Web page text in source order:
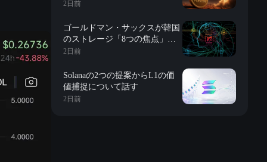
突入？
2日前
ゴールドマン・サックスが韓国
のストレージ「8つの焦点」を
詳解：評価、長期契約、在庫、
2日前
Solanaの2つの提案からL1の価
値捕捉について話す
2日前